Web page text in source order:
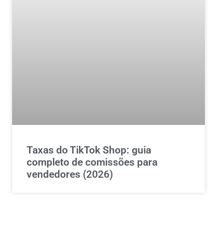
Taxas do TikTok Shop: guia
completo de comissões para
vendedores (2026)